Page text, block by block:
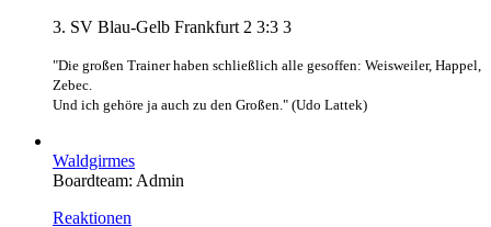
3. SV Blau-Gelb Frankfurt 2 3:3 3
"Die großen Trainer haben schließlich alle gesoffen: Weisweiler, Happel,
Zebec.
Und ich gehöre ja auch zu den Großen." (Udo Lattek)
Waldgirmes
Boardteam: Admin
Reaktionen